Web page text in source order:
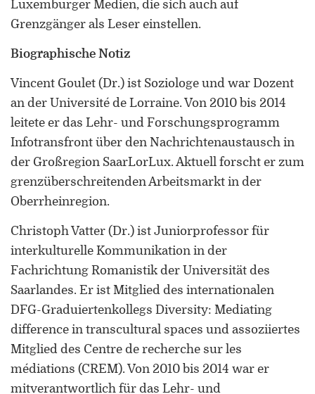
Luxemburger Medien, die sich auch auf
Grenzgänger als Leser einstellen.
Biographische Notiz
Vincent Goulet (Dr.) ist Soziologe und war Dozent
an der Université de Lorraine. Von 2010 bis 2014
leitete er das Lehr- und Forschungsprogramm
Infotransfront über den Nachrichtenaustausch in
der Großregion SaarLorLux. Aktuell forscht er zum
grenzüberschreitenden Arbeitsmarkt in der
Oberrheinregion.
Christoph Vatter (Dr.) ist Juniorprofessor für
interkulturelle Kommunikation in der
Fachrichtung Romanistik der Universität des
Saarlandes. Er ist Mitglied des internationalen
DFG-Graduiertenkollegs Diversity: Mediating
difference in transcultural spaces und assoziiertes
Mitglied des Centre de recherche sur les
médiations (CREM). Von 2010 bis 2014 war er
mitverantwortlich für das Lehr- und